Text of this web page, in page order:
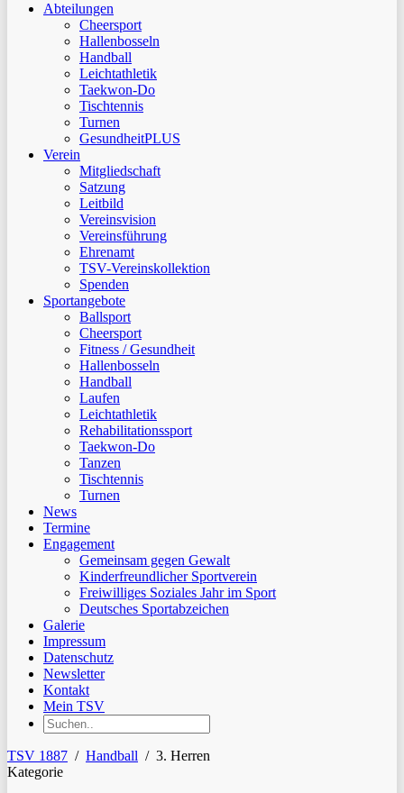
SuchenAbteilungen
Cheersport
Hallenbosseln
Handball
Leichtathletik
Taekwon-Do
Tischtennis
Turnen
GesundheitPLUS
Verein
Mitgliedschaft
Satzung
Leitbild
Vereinsvision
Vereinsführung
Ehrenamt
TSV-Vereinskollektion
Spenden
Sportangebote
Ballsport
Cheersport
Fitness / Gesundheit
Hallenbosseln
Handball
Laufen
Leichtathletik
Rehabilitationssport
Taekwon-Do
Tanzen
Tischtennis
Turnen
News
Termine
Engagement
Gemeinsam gegen Gewalt
Kinderfreundlicher Sportverein
Freiwilliges Soziales Jahr im Sport
Deutsches Sportabzeichen
Galerie
Impressum
Datenschutz
Newsletter
Kontakt
Mein TSV
TSV 1887 / Handball / 3. Herren
Kategorie